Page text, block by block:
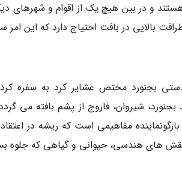
و در بین هیچ یک از اقوام و شهرهای
بالایی در بافت احتیاج دارد که این امر
بجنورد مختص عشایر کرد به سفره
شیروان، فاروج از پشم بافته می
مفاهیمی است که ریشه در
نقش های هندسی، حیوانی و گیاهی که جلوه